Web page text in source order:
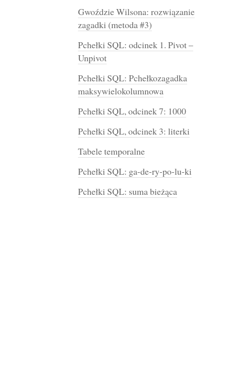
Gwoździe Wilsona: rozwiązanie
zagadki (metoda #3)
Pchełki SQL: odcinek 1. Pivot –
Unpivot
Pchełki SQL: Pchełkozagadka
maksywielokolumnowa
Pchełki SQL, odcinek 7: 1000
Pchełki SQL, odcinek 3: literki
Tabele temporalne
Pchełki SQL: ga-de-ry-po-lu-ki
Pchełki SQL: suma bieżąca